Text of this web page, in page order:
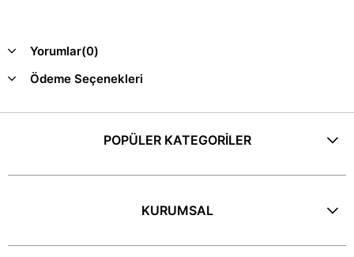
Yorumlar(0)
Ödeme Seçenekleri
POPÜLER KATEGORİLER
KURUMSAL